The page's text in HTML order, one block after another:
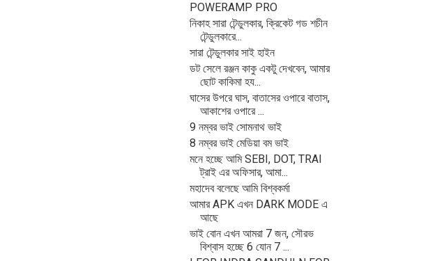
POWERAMP PRO
নিকাহ সারা টেন্ডুলকার, ক্রিকেট গড শচীন
টেন্ডুলকারে...
সারা টেন্ডুলকার সাই হাইন
ডট সেলে রঞ্জন কাকু একটু দেখবেন, আমার
ছোট কাকিমা হয...
ঘাসের উপরে ঘাস, বাতাসের ওপারে বাতাস,
আকাশের ওপারে ...
9 নম্বর ভাই সোমনাথ ভাই
8 নম্বর ভাই মেডিয়া বম ভাই
মনে হচ্ছে আমি SEBI, DOT, TRAI
ট্রাই এর অফিসার, আমা...
মহাদেব বলেছে আমি বিশ্বকর্মা
আমার APK এখন DARK MODE এ
আছে
ভাই বোন এখন আমরা 7 জন, সৌরভ
বিশ্বাস হচ্ছে 6 যোন 7 ...